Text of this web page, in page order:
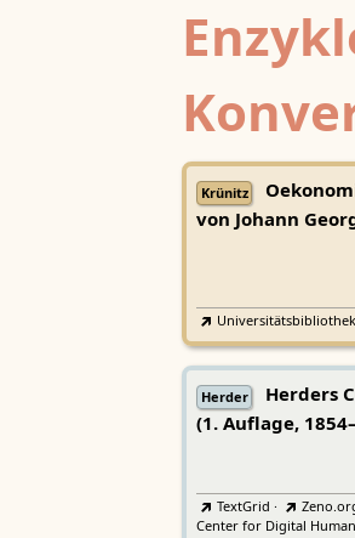
Krünitz
von Johann
Herder
Herders
(1. Auflage,
TextGrid ·
Center for Digital